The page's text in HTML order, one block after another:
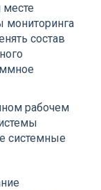
мониторинга
состав
рабочем
системные